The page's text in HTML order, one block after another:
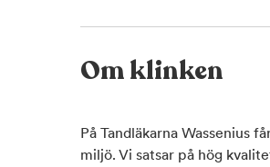
Om klinken
På Tandläkarna Wassenius
miljö. Vi satsar på hög